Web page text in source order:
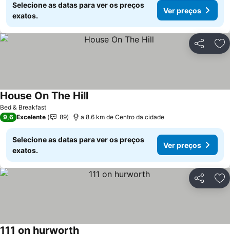
Selecione as datas para ver os preços
exatos.
Ver preços
Partilhar
Bed & Breakfast
House On The Hill
9,6 Excelente 89 a 8.6 km de Centro da cidade
Selecione as datas para ver os preços
exatos.
Ver preços
Partilhar
111 on hurworth